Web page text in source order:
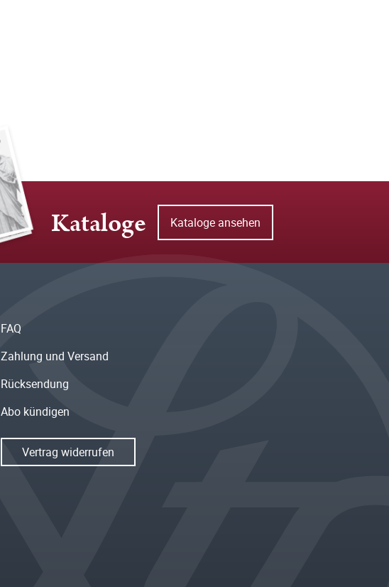
Kataloge Kataloge ansehen
FAQ
Zahlung und Versand
Rücksendung
Abo kündigen
Vertrag widerrufen